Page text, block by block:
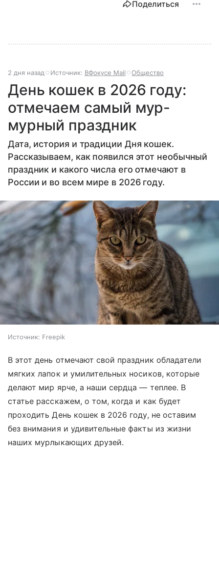
Поделиться
2 дня назад Источник: ВФокусе Mail Общество
День кошек в 2026 году:
отмечаем самый мур-
мурный праздник
Дата, история и традиции Дня кошек.
Рассказываем, как появился этот необычный
праздник и какого числа его отмечают в
России и во всем мире в 2026 году.
Источник: Freepik
В этот день отмечают свой праздник обладатели
мягких лапок и умилительных носиков, которые
делают мир ярче, а наши сердца — теплее. В
статье расскажем, о том, когда и как будет
проходить День кошек в 2026 году, не оставим
без внимания и удивительные факты из жизни
наших мурлыкающих друзей.